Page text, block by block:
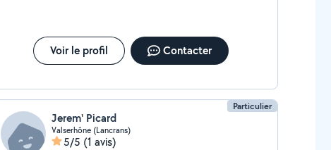
Voir le profil Contacter
Particulier
Jerem' Picard
Valserhône (Lancrans)
5/5 (1 avis)